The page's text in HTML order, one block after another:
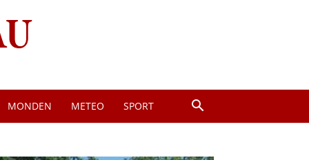
MONDEN METEO SPORT